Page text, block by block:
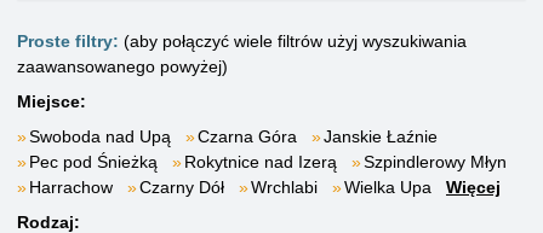
Proste filtry: (aby połączyć wiele filtrów użyj wyszukiwania
zaawansowanego powyżej)
Miejsce:
Swoboda nad Upą
Czarna Góra
Janskie Łaźnie
Pec pod Śnieżką
Rokytnice nad Izerą
Szpindlerowy Młyn
Harrachow
Czarny Dół Wrchlabi Wielka Upa
Więcej
Rodzaj: